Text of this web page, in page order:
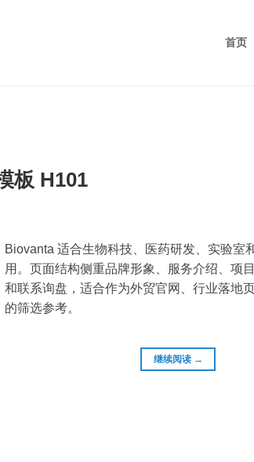
首页
板 H101
Biovanta 适合生物科技、医药研发、实验室
用。页面结构侧重品牌形象、服务介绍、项
和联系询盘，适合作为外贸官网、行业落地
的筛选参考。
继续阅读 →